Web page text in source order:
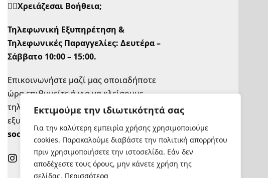
Εκτιμούμε την ιδιωτικότητά σας
Για την καλύτερη εμπειρία χρήσης χρησιμοποιούμε
cookies. Παρακαλούμε διαβάστε την πολιτική απορρήτου
πριν χρησιμοποιήσετε την ιστοσελίδα. Εάν δεν
αποδέχεστε τους όρους, μην κάνετε χρήση της
σελίδας. Περισσότερα
🙋‍♀️Χρειάζεσαι Βοήθεια;
Τηλεφωνική Εξυπηρέτηση &
Τηλεφωνικές Παραγγελίες: Δευτέρα –
Σάββατο 10:00 – 15:00.
Επικοινωνήστε μαζί μας οποιαδήποτε
ώρα επιθυμείτε ή για να κλείσουμε
τηλεφωνικό ραντεβού την ώρα που σας
εξυπηρετεί στο
social
.